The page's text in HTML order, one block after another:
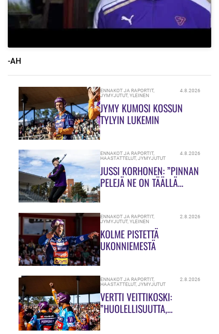
-AH
ENNAKOT JA RAPORTIT,
JYMYJUTUT,YLEINEN
4.8.2026
JYMY KUMOSI KOSSUN
TYLYIN LUKEMIN
ENNAKOT JA RAPORTIT,
HAASTATTELUT,JYMYJUTUT
4.8.2026
JUSSI KORHONEN: ”PINNAN
PELEJÄ NE ON TÄÄLLÄ
ENNAKOT JA RAPORTIT,
JYMYJUTUT,YLEINEN
2.8.2026
KOLME PISTETTÄ
UKONNIEMESTÄ
ENNAKOT JA RAPORTIT,
HAASTATTELUT,JYMYJUTUT
2.8.2026
VERTTI VEITTIKOSKI:
”HUOLELLISUUTTA,